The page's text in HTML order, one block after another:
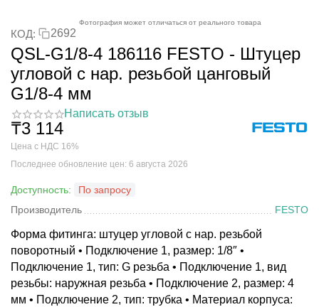
Фотография может отличаться от реального товара
КОД: 2692
QSL-G1/8-4 186116 FESTO - Штуцер
угловой с нар. резьбой цанговый
G1/8-4 мм
Написать отзыв
₸3 114
Цена с НДС 16%
Последнее обновление цен: 6 августа 2026
Доступность:
По запросу
Производитель
FESTO
Форма фитинга: штуцер угловой с нар. резьбой
поворотный • Подключение 1, размер: 1/8″ •
Подключение 1, тип: G резьба • Подключение 1, вид
резьбы: наружная резьба • Подключение 2, размер: 4
мм • Подключение 2, тип: трубка • Материал корпуса: